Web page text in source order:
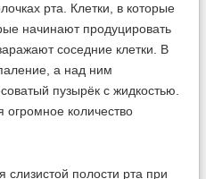
рта. Клетки, в которые
начинают продуцировать
соседние клетки. В
а над ним
пузырёк с жидкостью.
огромное количество
полости рта при